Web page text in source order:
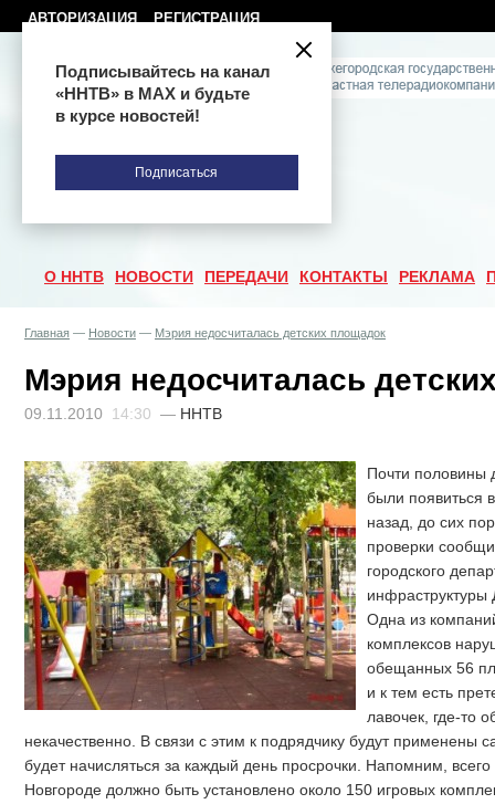
АВТОРИЗАЦИЯ РЕГИСТРАЦИЯ
О ННТВ НОВОСТИ ПЕРЕДАЧИ КОНТАКТЫ РЕКЛАМА
Главная — Новости — Мэрия недосчиталась детских площадок
Мэрия недосчиталась
09.11.2010 14:30 — ННТВ
Почти половины
были появиться
назад, до сих
проверки
городского
инфраструктуры
Одна из
комплексов
обещанных 56
и к тем есть
лавочек, где-то
некачественно. В связи с этим к подрядчику будут применены
будет начисляться за каждый день просрочки. Напомним,
Новгороде должно быть установлено около 150 игровых
Подписывайтесь на канал
«ННТВ» в МАХ и будьте
в курсе новостей!
Подписаться